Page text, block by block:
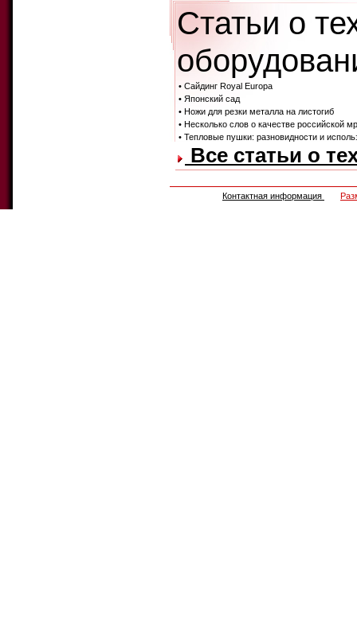
Статьи о
• Сайдинг Royal Europa
• Японский сад
• Ножи для резки металла на листогиб
• Несколько слов о качестве российской
• Тепловые пушки: разновидности и
Все статьи о
Контактная информация